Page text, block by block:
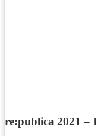
re:publica 2021